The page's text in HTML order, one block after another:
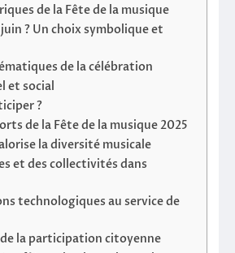
de la Fête de la musique
? Un choix symbolique et
de la célébration
et social
?
de la Fête de la musique 2025
la diversité musicale
et des collectivités dans
technologiques au service de
de la participation citoyenne